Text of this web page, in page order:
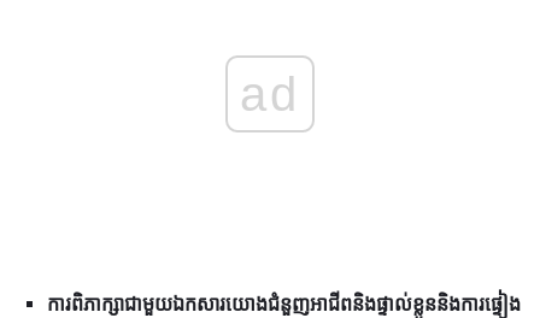
ad
ការពិភាក្សាជាមួយឯកសារយោងជំនួញអាជីពនិងផ្ទាល់ខ្លួននិងការផ្ទៀង